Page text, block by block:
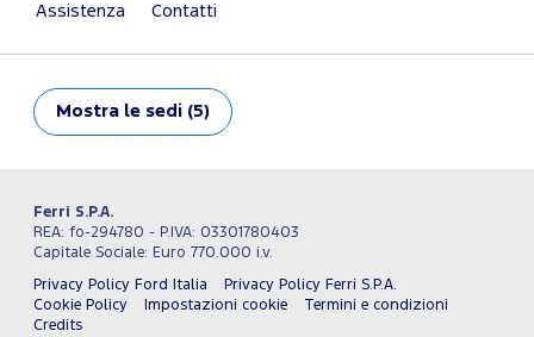
Assistenza Contatti
Mostra le sedi (5)
Ferri S.P.A.
REA: fo-294780 - P.IVA: 03301780403
Capitale Sociale: Euro 770.000 i.v.
Privacy Policy Ford Italia
Privacy Policy Ferri S.P.A.
Cookie Policy
Impostazioni cookie
Termini e condizioni
Credits